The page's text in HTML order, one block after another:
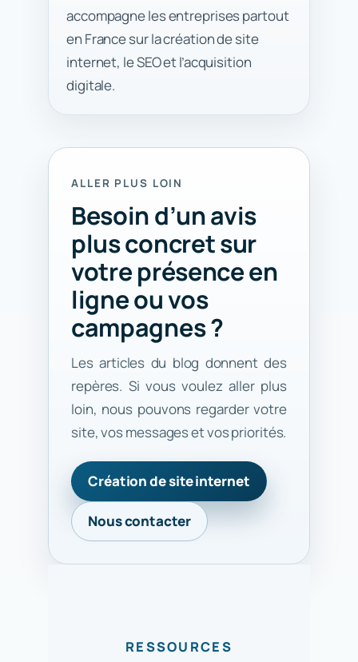
accompagne les entreprises partout
en France sur la création de site
internet, le SEO et l’acquisition
digitale.
ALLER PLUS LOIN
Besoin d’un avis
plus concret sur
votre présence en
ligne ou vos
campagnes ?
Les articles du blog donnent des
repères. Si vous voulez aller plus
loin, nous pouvons regarder votre
site, vos messages et vos priorités.
Création de site internet
Nous contacter
RESSOURCES